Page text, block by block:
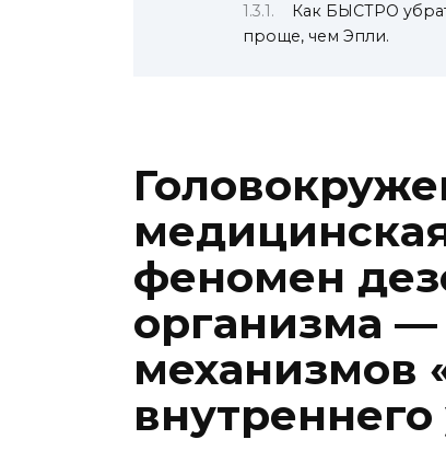
Как БЫСТРО
проще, чем Эпли.
феномен
организма
механизмов